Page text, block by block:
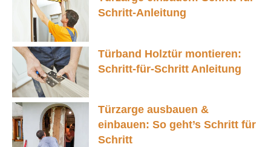
Schritt-Anleitung
Türband Holztür montieren:
Schritt-für-Schritt Anleitung
Türzarge ausbauen &
einbauen: So geht’s Schritt für
Schritt